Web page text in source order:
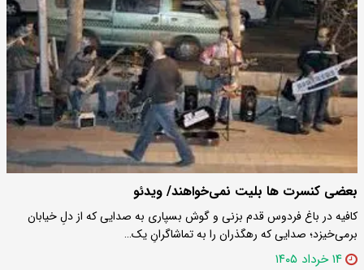
بعضی کنسرت‌ ها بلیت نمی‌خواهند/ ویدئو
کافیه در باغ فردوس قدم بزنی و گوش بسپاری به صدایی که از دلِ خیابان
برمی‌خیزد؛ صدایی که رهگذران را به تماشاگرانِ یک…
۱۴ خرداد ۱۴۰۵